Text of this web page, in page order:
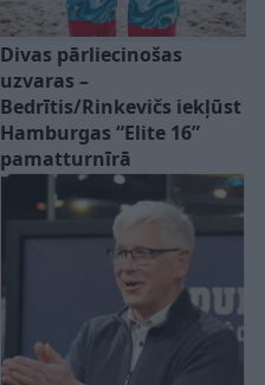
Divas pārliecinošas
uzvaras –
Bedrītis/Rinkevičs iekļūst
Hamburgas “Elite 16”
pamatturnīrā